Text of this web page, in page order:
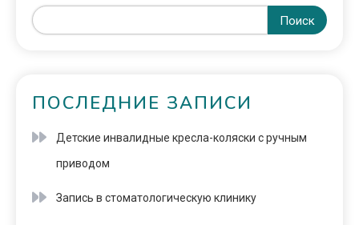
Поиск
ПОСЛЕДНИЕ ЗАПИСИ
Детские инвалидные кресла-коляски с ручным
приводом
Запись в стоматологическую клинику